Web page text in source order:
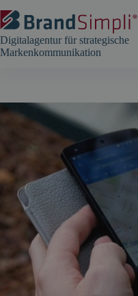
Inhalt
springen
Digitalagentur für strategische
Markenkommunikation